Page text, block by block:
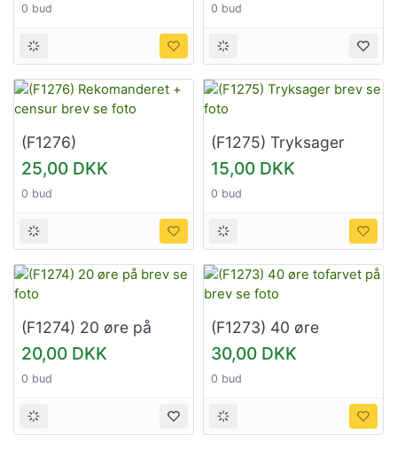
0 bud 0 bud
(F1276)
Rekomanderet +
censur brev se foto
25,00 DKK
0 bud
(F1275) Tryksager
brev se foto
15,00 DKK
0 bud
(F1274) 20 øre på
brev se foto
20,00 DKK
0 bud
(F1273) 40 øre
tofarvet på brev se
foto
30,00 DKK
0 bud